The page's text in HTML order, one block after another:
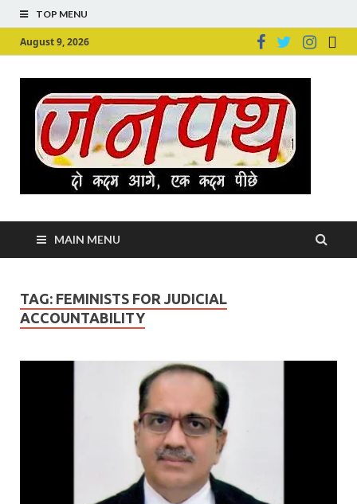
TOP MENU
August 9, 2026
MAIN MENU
TAG: FEMINISTS FOR JUDICIAL
ACCOUNTABILITY